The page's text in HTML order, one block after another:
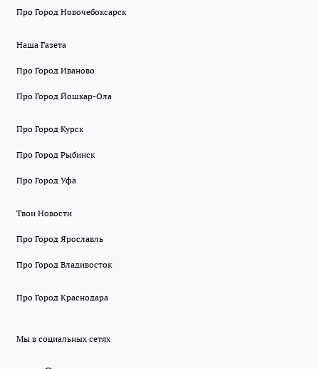
Про Город Новочебоксарск
Наша Газета
Про Город Иваново
Про Город Йошкар-Ола
Про Город Курск
Про Город Рыбинск
Про Город Уфа
Твои Новости
Про Город Ярославль
Про Город Владивосток
Про Город Краснодара
Мы в социальных сетях